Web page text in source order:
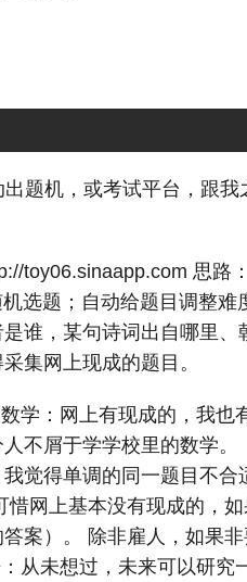
题机，或考试平台，跟我
toy06.sinaapp.com 思路
选题；自动给题目调整难
谁，某句诗词出自哪里、
集网上现成的题目。
学：网上有现成的，我也
不屑于学学校里的数学。
觉得单调的同一题目不合
网上基本没有现成的，
案）。 除非雇人，如果
从未想过，未来可以研究